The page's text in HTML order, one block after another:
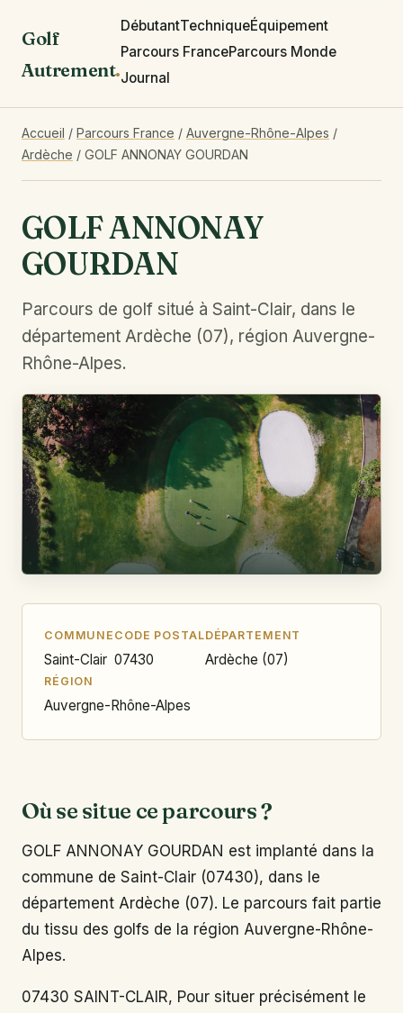
Golf
Autrement.
DébutantTechniqueÉquipement
Parcours FranceParcours Monde
Journal
Accueil / Parcours France / Auvergne-Rhône-Alpes /
Ardèche / GOLF ANNONAY GOURDAN
GOLF ANNONAY
GOURDAN
Parcours de golf situé à Saint-Clair, dans le
département Ardèche (07), région Auvergne-
Rhône-Alpes.
COMMUNE
Saint-Clair
CODE POSTAL
07430
DÉPARTEMENT
Ardèche (07)
RÉGION
Auvergne-Rhône-Alpes
Où se situe ce parcours ?
GOLF ANNONAY GOURDAN est implanté dans la
commune de Saint-Clair (07430), dans le
département Ardèche (07). Le parcours fait partie
du tissu des golfs de la région Auvergne-Rhône-
Alpes.
07430 SAINT-CLAIR, Pour situer précisément le